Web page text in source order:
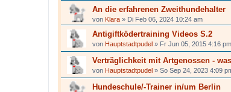
An die erfahrenen Zweithundehalter
von Klara » Di Feb 06, 2024 10:24 am
Antigiftködertraining Videos S.2
von Hauptstadtpudel » Fr Jun 05, 2015 4:16 pm
Verträglichkeit mit Artgenossen -
von Hauptstadtpudel » So Sep 24, 2023 4:09
Hundeschule/-Trainer in/um Berlin